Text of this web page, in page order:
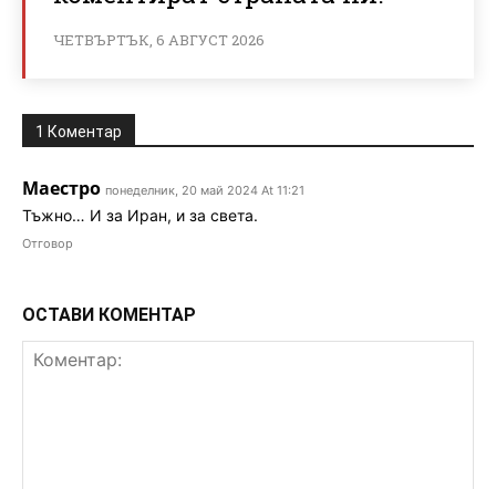
ЧЕТВЪРТЪК, 6 АВГУСТ 2026
1 Коментар
Маестро понеделник, 20 май 2024 At 11:21
Тъжно… И за Иран, и за света.
Отговор
ОСТАВИ КОМЕНТАР